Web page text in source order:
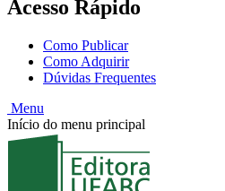
Acesso Rápido
Como Publicar
Como Adquirir
Dúvidas Frequentes
Menu
Início do menu principal